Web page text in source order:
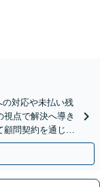
の対応や未払い残
点で解決へ導き
問契約を通じた
】